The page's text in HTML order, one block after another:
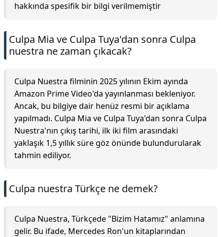
hakkında spesifik bir bilgi verilmemiştir
Culpa Mia ve Culpa Tuya'dan sonra Culpa
nuestra ne zaman çıkacak?
Culpa Nuestra filminin 2025 yılının Ekim ayında
Amazon Prime Video'da yayınlanması bekleniyor.
Ancak, bu bilgiye dair henüz resmi bir açıklama
yapılmadı. Culpa Mia ve Culpa Tuya'dan sonra Culpa
Nuestra'nın çıkış tarihi, ilk iki film arasındaki
yaklaşık 1,5 yıllık süre göz önünde bulundurularak
tahmin ediliyor.
Culpa nuestra Türkçe ne demek?
Culpa Nuestra, Türkçede "Bizim Hatamız" anlamına
gelir. Bu ifade, Mercedes Ron'un kitaplarından